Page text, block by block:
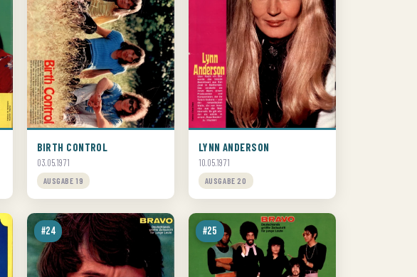
BIRTH CONTROL
03.05.1971
AUSGABE 19
LYNN ANDERSON
10.05.1971
AUSGABE 20
#24 #25